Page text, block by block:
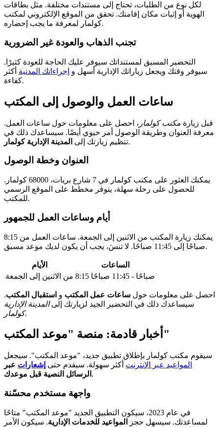
لكل نوع من الطلبات، تحتاج إلى مستندات مختلفة. مثل بطاقات
الهوية أو إثبات مكان إقامتك. تحقق من الموقع الإلكتروني لمكتب
كولمار لمعرفة ما يجب إحضاره.
تجنب الذهاب والعودة غير الضرورية
التحضير المسبق لمستنداتك سيوفر عليك الحاجة للعودة كثيرًا.
سيوفر وقتك ويجعل زياراتك الإدارية أسهل و إجراءاتك المدنية أكثر
كفاءة.
ساعات العمل والوصول إلى المكتب
قبل زيارة مكتب كولمار ، احصل على معلومات حول ساعات العمل.
معرفة العنوان وطريقة الوصول أمر حيوي أيضًا. سيساعدك ذلك في
تنظيم زيارتك إلى المدينة الإدارية كولمار .
العنوان وخطة الوصول
يمكنك العثور على مكتب كولمار في 7 شارع بريات، 68000 كولمار.
للحصول على رحلة سهلة، يتوفر مخطط على الموقع الرسمي
للمكتب.
أيام وساعات العمل للجمهور
يمكنك زيارة المكتب من الاثنين إلى الجمعة. ساعات العمل من 8:15
صباحًا إلى 11:45 صباحًا. لا تنسَ، يجب أن يكون لديك موعد مسبق.
الأيام
الساعات
من الاثنين إلى الجمعة
8:15 صباحًا - 11:45 صباحًا
احصل على معلومات حول ساعات عمل المكتب و استقبال المكتب.
سيساعدك ذلك في التحضير الجيد لزيارتك إلىالمدينة الإدارية
كولمار.
أخبار قادمة: منصة "موعد المكتب"
سيقوم مكتب كولمار بإطلاق تطبيق جديد، "موعد المكتب". سيجعل
المواعيد عبر الإنترنت أكثر سهولة. سيقدم حتى إشعارات عبر
الرسائل النصية قبل موعدك .
واجهة مستخدم محسّنة
في عام 2023، سيكون التطبيق الجديد "موعد المكتب" متاحًا
لمساعدتك. سيسهل حجز
المواعيد للخدمات الإدارية. سيكون الأمر